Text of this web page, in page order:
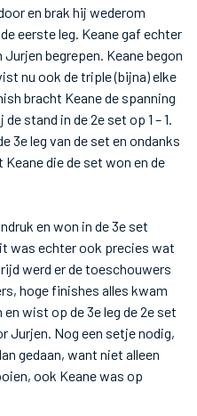
en brak hij wederom
eerste leg. Keane gaf echter
begrepen. Keane begon
nu ook de triple (bijna) elke
bracht Keane de spanning
stand in de 2e set op 1 – 1.
3e leg van de set en ondanks
die de set won en de
en won in de 3e set
was echter ook precies wat
werd er de toeschouwers
hoge finishes alles kwam
wist op de 3e leg de 2e set
Jurjen. Nog een setje nodig,
gedaan, want niet alleen
ook Keane was op